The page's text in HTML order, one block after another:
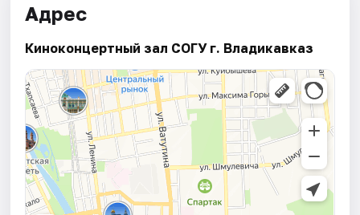
Адрес
Киноконцертный зал СОГУ г. Владикавказ